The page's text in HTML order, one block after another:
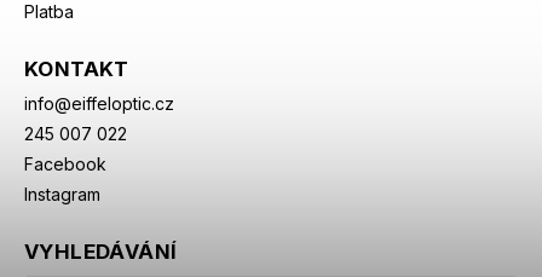
Platba
KONTAKT
info@eiffeloptic.cz
245 007 022
Facebook
Instagram
VYHLEDÁVÁNÍ